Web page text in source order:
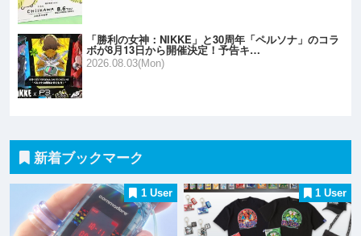
「勝利の女神：NIKKE」と30周年「ペルソナ」のコラ
ボが8月13日から開催決定！予告キ…
2026.08.03(Mon)
新着ブックマーク
1 User 1 User